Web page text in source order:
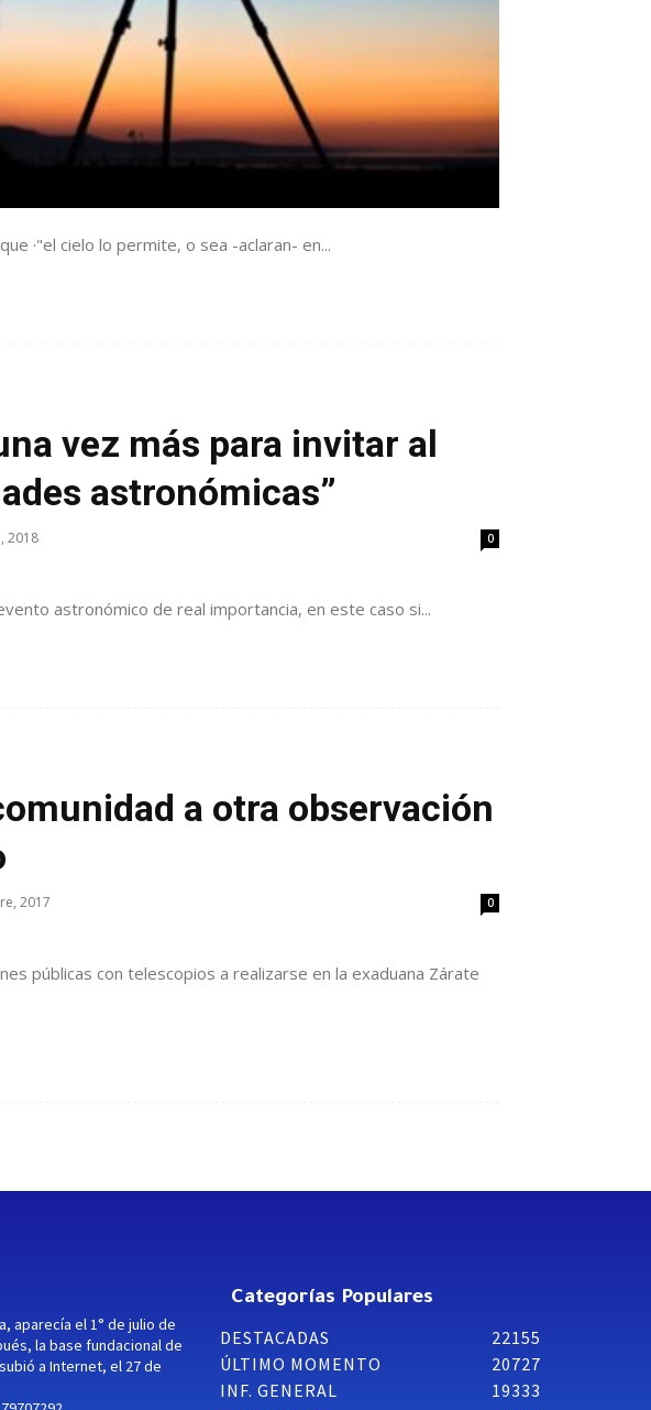
·"el cielo lo permite, o sea -aclaran- en...
vez más para invitar al
astronómicas”
2018 0
astronómico de real importancia, en este caso si...
a otra observación
2017 0
públicas con telescopios a realizarse en la exaduana Zárate
aparecía el 1° de julio de
la base fundacional de
a Internet, el 27 de
Categorías Populares
DESTACADAS
22155
ÚLTIMO MOMENTO
20727
INF. GENERAL
19333